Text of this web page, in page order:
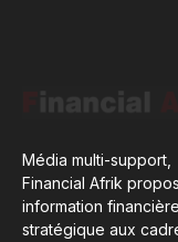
Média multi-support,
Financial Afrik
information financière
stratégique aux